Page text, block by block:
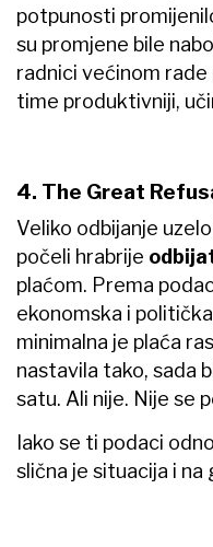
potpunosti
su promjene bile
radnici većinom rade
time produktivniji,
4. The Great
Veliko odbijanje
počeli hrabrije
plaćom. Prema
ekonomska i
minimalna je plaća
nastavila tako, sada
satu. Ali nije. Nije se
Iako se ti podaci
slična je situacija i na